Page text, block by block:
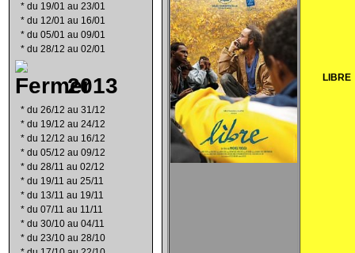
* du 19/01 au 23/01
* du 12/01 au 16/01
* du 05/01 au 09/01
* du 28/12 au 02/01
2013
* du 26/12 au 31/12
* du 19/12 au 24/12
* du 12/12 au 16/12
* du 05/12 au 09/12
* du 28/11 au 02/12
* du 19/11 au 25/11
* du 13/11 au 19/11
* du 07/11 au 11/11
* du 30/10 au 04/11
* du 23/10 au 28/10
LIBRE